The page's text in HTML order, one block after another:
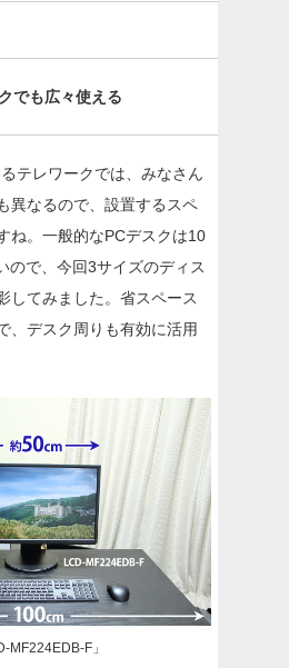
でも広々使える
テレワークでは、みなさん
異なるので、設置するスペ
ね。一般的なPCデスクは10
ので、今回3サイズのディス
してみました。省スペース
、デスク周りも有効に活用
MF224EDB-F」